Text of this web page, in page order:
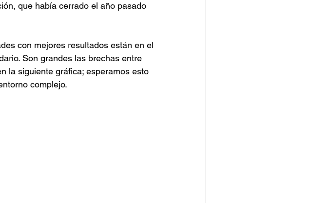
que había cerrado el año pasado
con mejores resultados están en el
Son grandes las brechas entre
la siguiente gráfica; esperamos esto
complejo.